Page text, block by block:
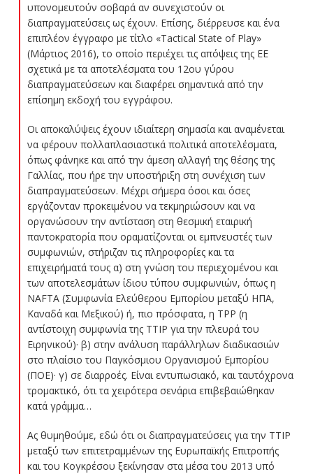
υπονομευτούν σοβαρά αν συνεχιστούν οι
διαπραγματεύσεις ως έχουν. Επίσης, διέρρευσε και ένα
επιπλέον έγγραφο με τίτλο «Tactical State of Play»
(Μάρτιος 2016), το οποίο περιέχει τις απόψεις της ΕΕ
σχετικά με τα αποτελέσματα του 12ου γύρου
διαπραγματεύσεων και διαφέρει σημαντικά από την
επίσημη εκδοχή του εγγράφου.
Οι αποκαλύψεις έχουν ιδιαίτερη σημασία και αναμένεται
να φέρουν πολλαπλασιαστικά πολιτικά αποτελέσματα,
όπως φάνηκε και από την άμεση αλλαγή της θέσης της
Γαλλίας, που ήρε την υποστήριξη στη συνέχιση των
διαπραγματεύσεων. Μέχρι σήμερα όσοι και όσες
εργάζονταν προκειμένου να τεκμηριώσουν και να
οργανώσουν την αντίσταση στη θεσμική εταιρική
παντοκρατορία που οραματίζονται οι εμπνευστές των
συμφωνιών, στήριζαν τις πληροφορίες και τα
επιχειρήματά τους α) στη γνώση του περιεχομένου και
των αποτελεσμάτων ίδιου τύπου συμφωνιών, όπως η
NAFTA (Συμφωνία Ελεύθερου Εμπορίου μεταξύ ΗΠΑ,
Καναδά και Μεξικού) ή, πιο πρόσφατα, η ΤΡΡ (η
αντίστοιχη συμφωνία της ΤΤΙΡ για την πλευρά του
Ειρηνικού)· β) στην ανάλυση παράλληλων διαδικασιών
στο πλαίσιο του Παγκόσμιου Οργανισμού Εμπορίου
(ΠΟΕ)· γ) σε διαρροές. Είναι εντυπωσιακό, και ταυτόχρονα
τρομακτικό, ότι τα χειρότερα σενάρια επιβεβαιώθηκαν
κατά γράμμα…
Ας θυμηθούμε, εδώ ότι οι διαπραγματεύσεις για την ΤΤΙΡ
μεταξύ των επιτετραμμένων της Ευρωπαϊκής Επιτροπής
και του Κογκρέσου ξεκίνησαν στα μέσα του 2013 υπό